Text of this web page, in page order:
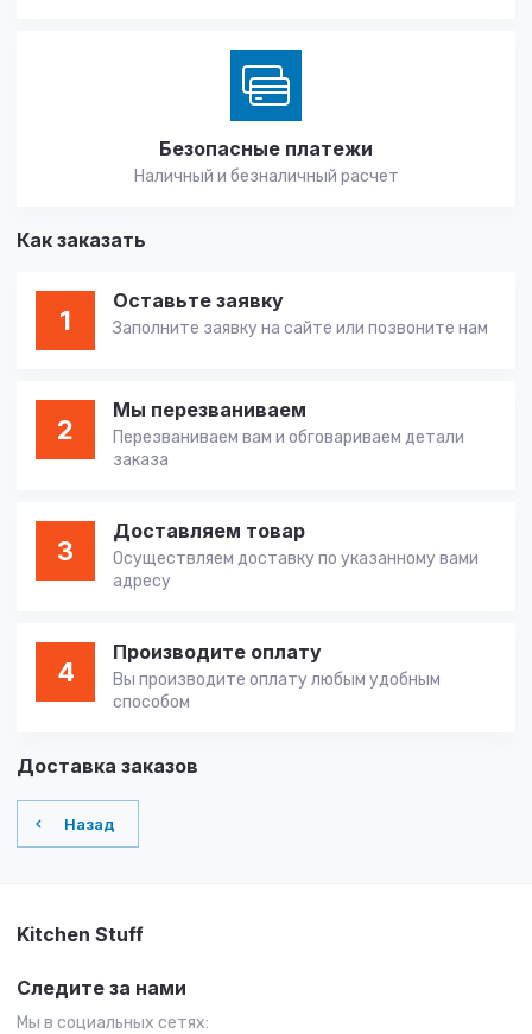
Безопасные платежи
Наличный и безналичный расчет
Как заказать
1
Оставьте заявку
Заполните заявку на сайте или позвоните нам
2
Мы перезваниваем
Перезваниваем вам и обговариваем детали
заказа
3
Доставляем товар
Осуществляем доставку по указанному вами
адресу
4
Производите оплату
Вы производите оплату любым удобным
способом
Доставка заказов
Назад
Kitchen Stuff
Следите за нами
Мы в социальных сетях: